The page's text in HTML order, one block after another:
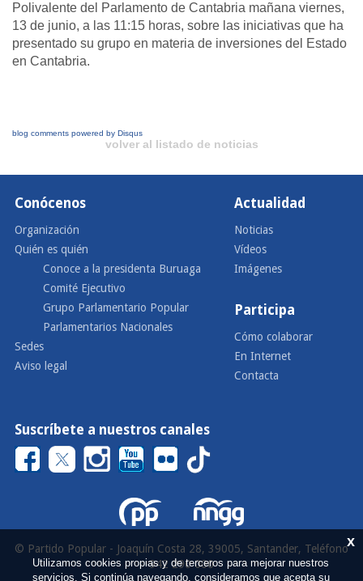
Polivalente del Parlamento de Cantabria mañana viernes,
13 de junio, a las 11:15 horas, sobre las iniciativas que ha
presentado su grupo en materia de inversiones del Estado
en Cantabria.
blog comments powered by Disqus
volver al listado de noticias
Conócenos
Organización
Quién es quién
Conoce a la presidenta Buruaga
Comité Ejecutivo
Grupo Parlamentario Popular
Parlamentarios Nacionales
Sedes
Aviso legal
Actualidad
Noticias
Vídeos
Imágenes
Participa
Cómo colaborar
En Internet
Contacta
Suscríbete a nuestros canales
© Partido Popular - Joaquín Costa 28, 39005, Santander, Teléfono
942 290 000
x
Utilizamos cookies propias y de terceros para mejorar nuestros
servicios. Si continúa navegando, consideramos que acepta su